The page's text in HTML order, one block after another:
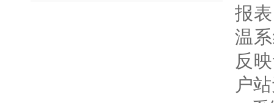
报
温
反
户